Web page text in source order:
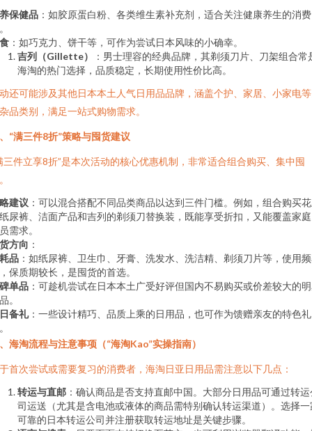
保健品 ：如胶原蛋白粉、各类维生素补充剂，适合关注健康养生的消费
：如巧克力、饼干等，可作为尝试日本风味的小确幸。
吉列（Gillette）
：男士理容的经典品牌，其剃须刀片、刀架组合常
海淘的热门选择，品质稳定，长期使用性价比高。
还可能涉及其他日本本土人气日用品品牌，涵盖个护、家居、小家电
品类别，满足一站式购物需求。
“满三件8折”策略与囤货建议
三件立享8折”是本次活动的核心优惠机制，非常适合组合购买、集中囤
建议 ：可以混合搭配不同品类商品以达到三件门槛。例如，组合购买
尿裤、洁面产品和吉列的剃须刀替换装，既能享受折扣，又能覆盖家
需求。
方向 ：
品 ：如纸尿裤、卫生巾、牙膏、洗发水、洗洁精、剃须刀片等，使用
保质期较长，是囤货的首选。
单品 ：可趁机尝试在日本本土广受好评但国内不易购买或价差较大的
。
备礼：一些设计精巧、品质上乘的日用品，也可作为馈赠亲友的特色礼
海淘流程与注意事项（“海淘Kao”实操指南）
首次尝试或需要复习的消费者，海淘日亚日用品需注意以下几点：
转运与直邮 ：确认商品是否支持直邮中国。大部分日用品可通过转运
司运送（尤其是含电池或液体的商品需特别确认转运渠道）。选择一
可靠的日本转运公司并注册获取转运地址是关键步骤。